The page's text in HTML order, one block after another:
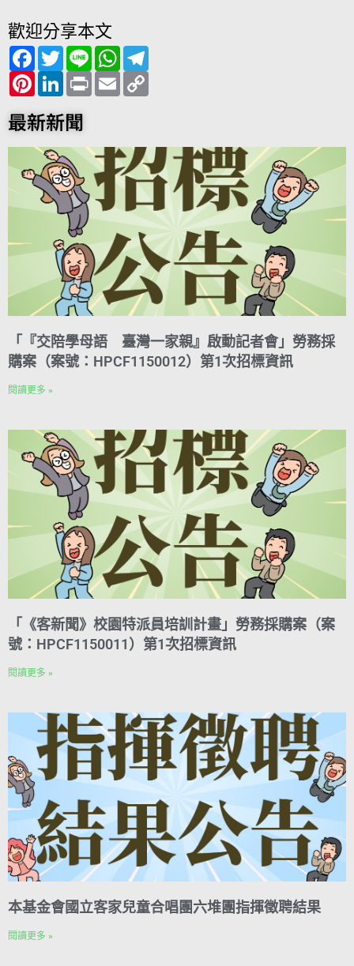
歡迎分享本文
F
a
c
e
b
o
o
T
w
i
t
t
e
r
L
i
n
e
W
h
a
t
s
P
i
n
t
e
e
s
t
L
i
n
k
e
I
n
P
r
i
E
m
a
n
k
最新新聞
「『交陪學母語 臺灣一家親』啟動記者會」勞務採
購案（案號：HPCF1150012）第1次招標資訊
閱讀更多 »
「《客新聞》校園特派員培訓計畫」勞務採購案（案
號：HPCF1150011）第1次招標資訊
閱讀更多 »
本基金會國立客家兒童合唱團六堆團指揮徵聘結果
閱讀更多 »